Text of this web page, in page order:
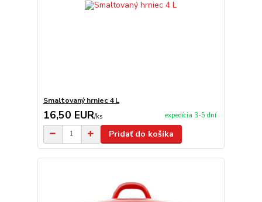
Smaltovaný hrniec 4 L
16,50 EUR/ks expedícia 3-5 dní
Pridať do košíka